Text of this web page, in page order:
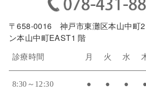
〒658-0016 神戸市東灘区本山中
ン本山中町EAST1 階
診療時間 月 火 水
8:30～12:30 ● ● ●